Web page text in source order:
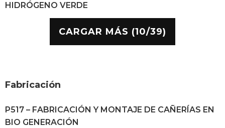
HIDRÓGENO VERDE
CARGAR MÁS (10/39)
Fabricación
P517 – FABRICACIÓN Y MONTAJE DE CAÑERÍAS EN
BIO GENERACIÓN